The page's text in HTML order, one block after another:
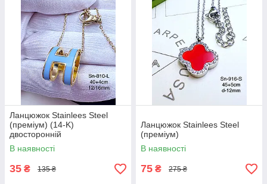
Ланцюжок Stainlees Steel
(преміум) (14-K)
двосторонній
В наявності
35 ₴ 135 ₴
Ланцюжок Stainlees Steel
(преміум)
В наявності
75 ₴ 275 ₴